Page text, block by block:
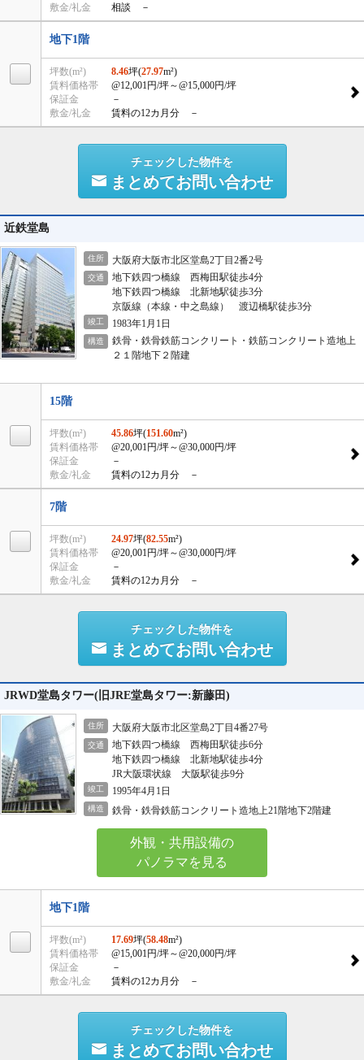
敷金/礼金
相談 －
地下1階
坪数(m²) 8.46坪(27.97m²)
賃料価格帯
@12,001円/坪～@15,000円/坪
保証金
－
敷金/礼金
賃料の12カ月分 －
チェックした物件を
まとめてお問い合わせ
近鉄堂島
住所 大阪府大阪市北区堂島2丁目2番2号
交通
地下鉄四つ橋線 西梅田駅徒歩4分
地下鉄四つ橋線 北新地駅徒歩3分
京阪線（本線・中之島線） 渡辺橋駅徒歩3分
竣工 1983年1月1日
構造
鉄骨・鉄骨鉄筋コンクリート・鉄筋コンクリート造地上
２１階地下２階建
15階
坪数(m²) 45.86坪(151.60m²)
賃料価格帯
@20,001円/坪～@30,000円/坪
保証金
－
敷金/礼金
賃料の12カ月分 －
7階
坪数(m²) 24.97坪(82.55m²)
賃料価格帯
@20,001円/坪～@30,000円/坪
保証金
－
敷金/礼金
賃料の12カ月分 －
チェックした物件を
まとめてお問い合わせ
JRWD堂島タワー(旧JRE堂島タワー:新藤田)
住所 大阪府大阪市北区堂島2丁目4番27号
交通
地下鉄四つ橋線 西梅田駅徒歩6分
地下鉄四つ橋線 北新地駅徒歩4分
JR大阪環状線 大阪駅徒歩9分
竣工 1995年4月1日
構造 鉄骨・鉄骨鉄筋コンクリート造地上21階地下2階建
外観・共用設備の
パノラマを見る
地下1階
坪数(m²) 17.69坪(58.48m²)
賃料価格帯
@15,001円/坪～@20,000円/坪
保証金
－
敷金/礼金
賃料の12カ月分 －
チェックした物件を
まとめてお問い合わせ